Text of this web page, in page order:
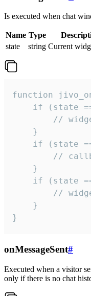
Is executed when chat
Name Type
state
string Current
function
if (state
//
    }
if (state
//
    }
if (state
//
    }
}
onMessageSent#
Executed when a visitor
only if there is no chat